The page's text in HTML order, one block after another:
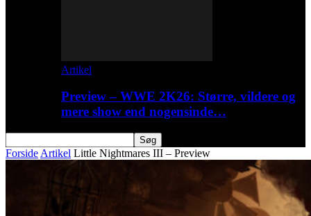
Artikel
Preview – WWE 2K26: Større, vildere og
mere show end nogensinde…
Forside Artikel Little Nightmares III – Preview